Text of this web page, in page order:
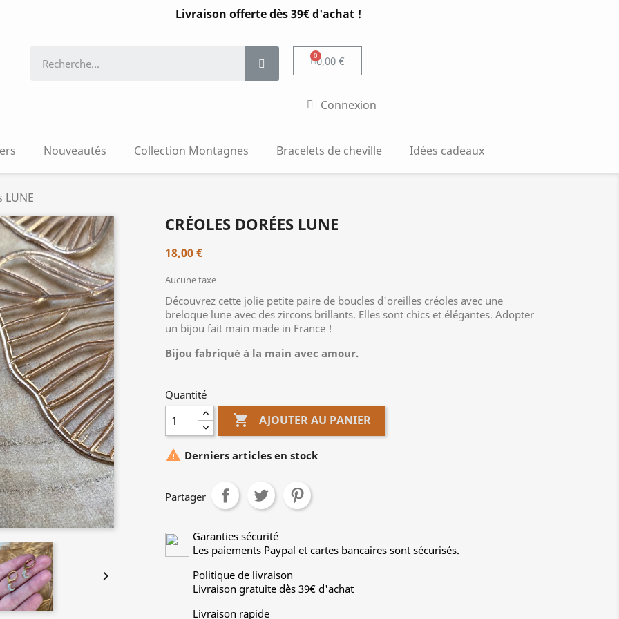
Livraison offerte dès 39€ d'achat !
0,00 €
Connexion
Nouveautés Collection Montagnes Bracelets de cheville Idées cadeaux
LUNE

CRÉOLES DORÉES LUNE
18,00 €
Aucune taxe
Découvrez cette jolie petite paire de boucles d'oreilles créoles avec une
breloque lune avec des zircons brillants. Elles sont chics et élégantes. Adopter
un bijou fait main made in France !
Bijou fabriqué à la main avec amour.
Quantité
 AJOUTER AU PANIER
 Derniers articles en stock
Partager
Garanties sécurité
Les paiements Paypal et cartes bancaires sont sécurisés.
Politique de livraison
Livraison gratuite dès 39€ d'achat
Livraison rapide